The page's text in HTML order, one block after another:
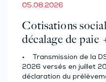
05.08.2026
Cotisations
décalage de paie
source des
(effectif d’au
• Transmission de la
2026 versés en juillet
déclaration du